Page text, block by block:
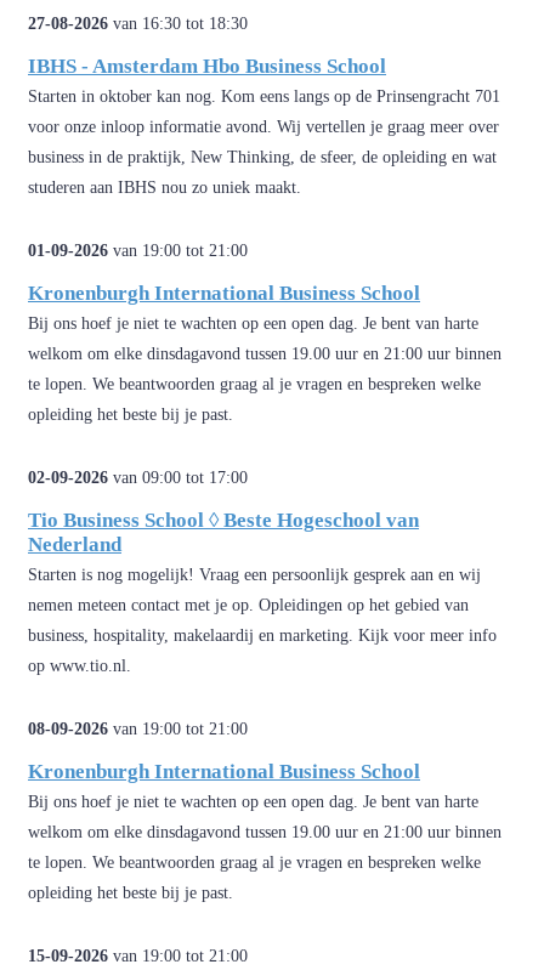
27-08-2026 van 16:30 tot 18:30
IBHS - Amsterdam Hbo Business School
Starten in oktober kan nog. Kom eens langs op de Prinsengracht 701
voor onze inloop informatie avond. Wij vertellen je graag meer over
business in de praktijk, New Thinking, de sfeer, de opleiding en wat
studeren aan IBHS nou zo uniek maakt.
01-09-2026 van 19:00 tot 21:00
Kronenburgh International Business School
Bij ons hoef je niet te wachten op een open dag. Je bent van harte
welkom om elke dinsdagavond tussen 19.00 uur en 21:00 uur binnen
te lopen. We beantwoorden graag al je vragen en bespreken welke
opleiding het beste bij je past.
02-09-2026 van 09:00 tot 17:00
Tio Business School ◊ Beste Hogeschool van
Nederland
Starten is nog mogelijk! Vraag een persoonlijk gesprek aan en wij
nemen meteen contact met je op. Opleidingen op het gebied van
business, hospitality, makelaardij en marketing. Kijk voor meer info
op www.tio.nl.
08-09-2026 van 19:00 tot 21:00
Kronenburgh International Business School
Bij ons hoef je niet te wachten op een open dag. Je bent van harte
welkom om elke dinsdagavond tussen 19.00 uur en 21:00 uur binnen
te lopen. We beantwoorden graag al je vragen en bespreken welke
opleiding het beste bij je past.
15-09-2026 van 19:00 tot 21:00